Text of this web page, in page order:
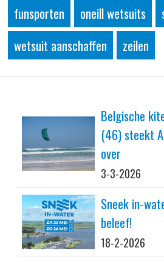
funsporten oneill wetsuits
wetsuit aanschaffen
zeilen
Belgische
(46) steekt
over
3-3-2026
Sneek in-
beleef!
18-2-2026